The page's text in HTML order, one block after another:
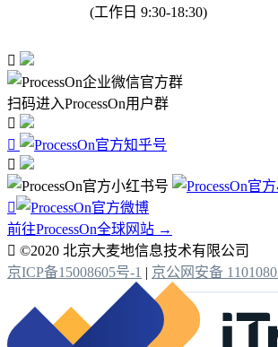
(工作日 9:30-18:30)

扫码进入ProcessOn用户群




前往ProcessOn全球网站 →
 ©2020 北京大麦地信息技术有限公司
京ICP备15008605号-1 | 京公网安备